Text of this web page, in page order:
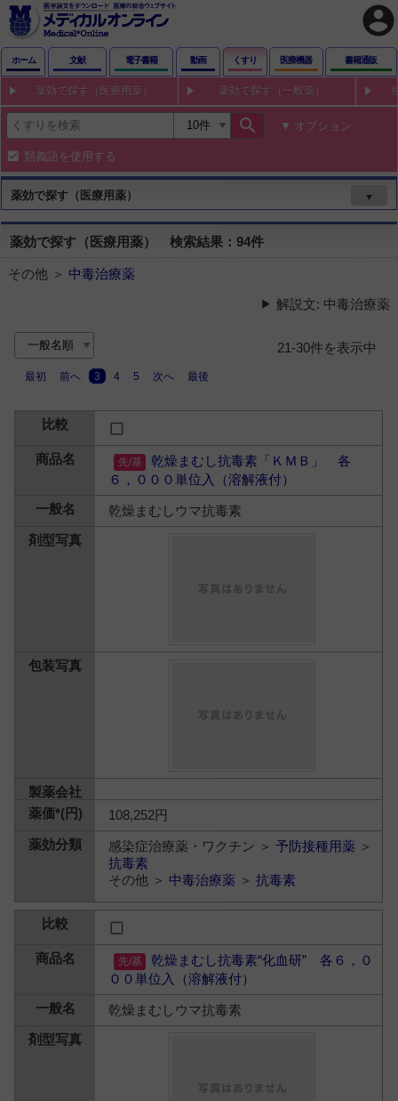
account_circle
ホーム 文献 電子書籍 動画 くすり 医療機器 書籍通販
薬効で探す（医療用薬） 薬効で探す（一般薬）
search オプション
類義語を使用する
薬効で探す（医療用薬） ▼
薬効で探す（医療用薬） 検索結果：94件
その他 ＞ 中毒治療薬
解説文: 中毒治療薬
21-30件を表示中
最初 前へ 3 4 5 次へ 最後
乾燥まむし抗毒素「ＫＭＢ」 各
６，０００単位入（溶解液付）
乾燥まむしウマ抗毒素
108,252円
感染症治療薬・ワクチン ＞予防接種用薬 ＞
抗毒素
その他 ＞ 中毒治療薬 ＞抗毒素
乾燥まむし抗毒素“化血研” 各６，０
００単位入（溶解液付）
乾燥まむしウマ抗毒素